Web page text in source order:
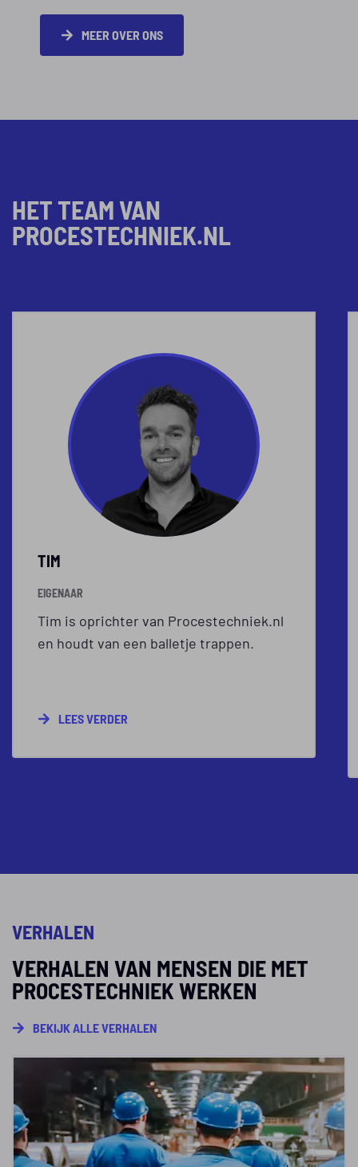
MEER OVER ONS
HET TEAM VAN
PROCESTECHNIEK.NL
TIM
EIGENAAR
Tim is oprichter van Procestechniek.nl
en houdt van een balletje trappen.
LEES VERDER
VERHALEN
VERHALEN VAN MENSEN DIE MET
PROCESTECHNIEK WERKEN
BEKIJK ALLE VERHALEN